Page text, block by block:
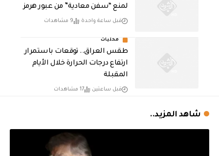
لمنع “سفن معادية” من عبور هرمز
قبل ساعة واحدة 9 مشاهدات
محليات
طقس العراق.. توقعات باستمرار
ارتفاع درجات الحرارة خلال الأيام
المقبلة
قبل ساعتين 17 مشاهدات
شاهد المزيد..